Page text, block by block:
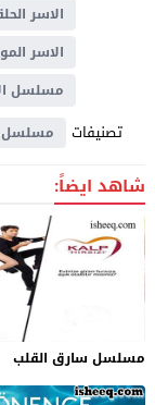
الاسر
الاسر
مسلسل
تصنيفات مسلسل
شاهد ايضاً:
مسلسل سارق القلب